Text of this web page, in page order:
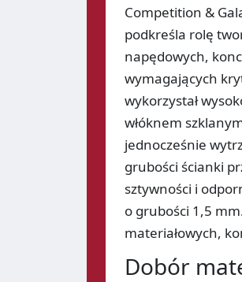
Competition &
podkreśla rolę
napędowych,
wymagających
wykorzystał
włóknem
jednocześnie
grubości ścianki
sztywności i
o grubości 1,5
materiałowych,
Dobór